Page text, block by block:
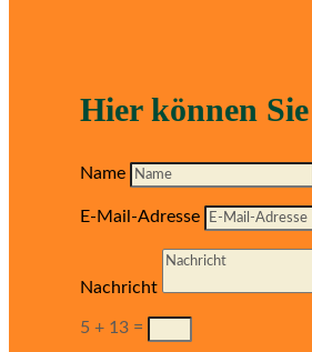
Hier können
Name
E-Mail-Adresse
Nachricht
5 + 13 =